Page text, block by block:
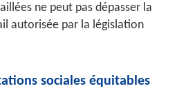
ne peut pas dépasser la
autorisée par la législation
sociales équitables